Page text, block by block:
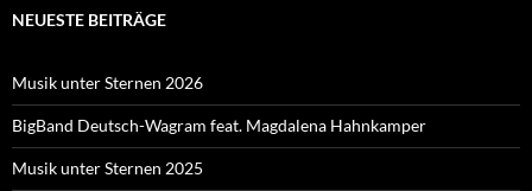
NEUESTE BEITRÄGE
Musik unter Sternen 2026
BigBand Deutsch-Wagram feat. Magdalena Hahnkamper
Musik unter Sternen 2025